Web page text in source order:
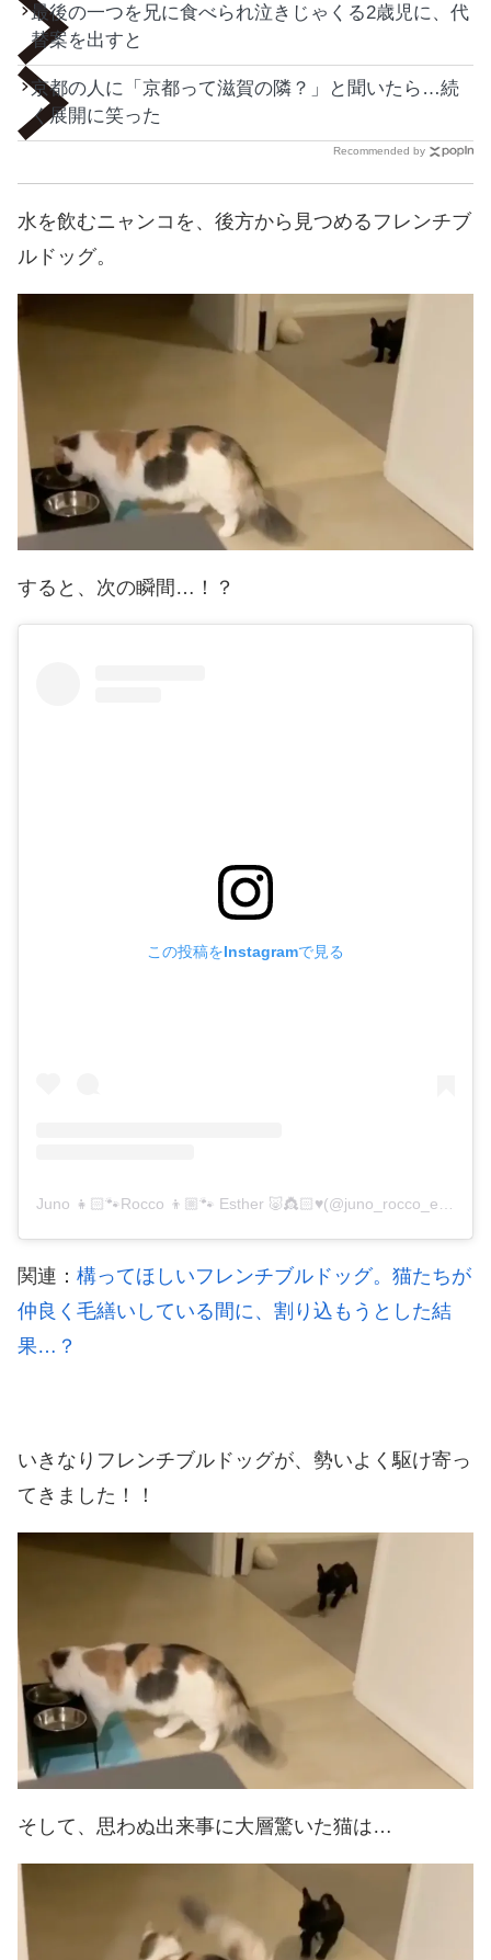
最後の一つを兄に食べられ泣きじゃくる2歳児に、代
替案を出すと
京都の人に「京都って滋賀の隣？」と聞いたら…続
く展開に笑った
Recommended by
水を飲むニャンコを、後方から見つめるフレンチブ
ルドッグ。
すると、次の瞬間…！？
この投稿をInstagramで見る
関連： 構ってほしいフレンチブルドッグ。猫たちが
仲良く毛繕いしている間に、割り込もうとした結
果…？
いきなりフレンチブルドッグが、勢いよく駆け寄っ
てきました！！
そして、思わぬ出来事に大層驚いた猫は…